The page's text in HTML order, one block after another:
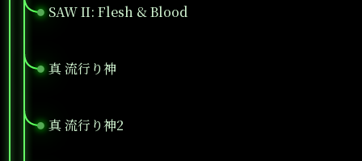
SAW II: Flesh & Blood
●
真 流行り神
●
真 流行り神2
●